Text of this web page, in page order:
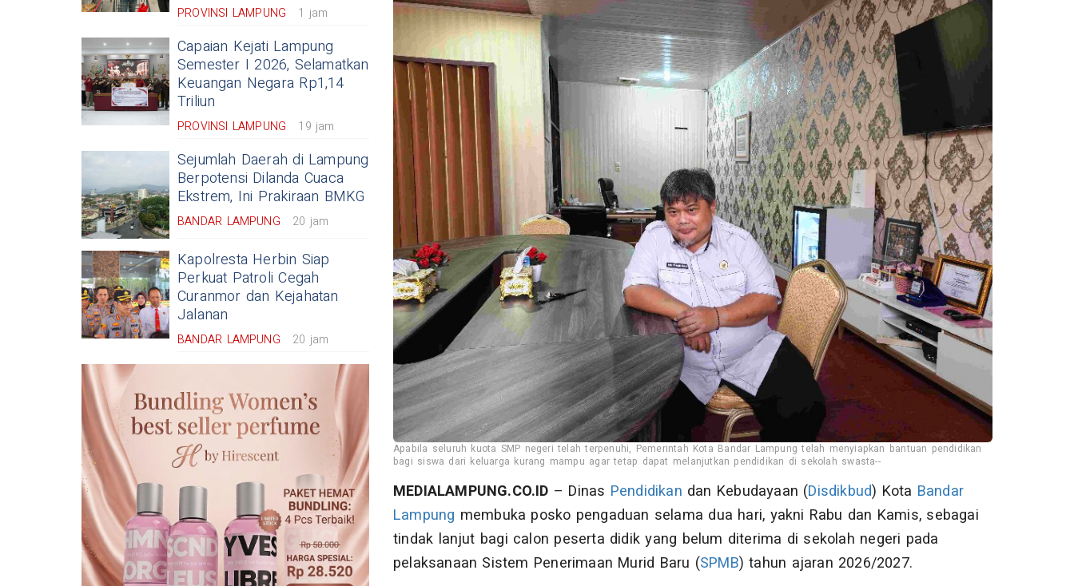
PROVINSI LAMPUNG 1 jam
Capaian Kejati Lampung
Semester I 2026, Selamatkan
Keuangan Negara Rp1,14
Triliun
PROVINSI LAMPUNG 19 jam
Sejumlah Daerah di Lampung
Berpotensi Dilanda Cuaca
Ekstrem, Ini Prakiraan BMKG
BANDAR LAMPUNG 20 jam
Kapolresta Herbin Siap
Perkuat Patroli Cegah
Curanmor dan Kejahatan
Jalanan
BANDAR LAMPUNG 20 jam
Apabila seluruh kuota SMP negeri telah terpenuhi, Pemerintah Kota Bandar Lampung telah menyiapkan bantuan pendidikan
bagi siswa dari keluarga kurang mampu agar tetap dapat melanjutkan pendidikan di sekolah swasta--
MEDIALAMPUNG.CO.ID – Dinas Pendidikan dan Kebudayaan (Disdikbud) Kota Bandar
Lampung membuka posko pengaduan selama dua hari, yakni Rabu dan Kamis, sebagai
tindak lanjut bagi calon peserta didik yang belum diterima di sekolah negeri pada
pelaksanaan Sistem Penerimaan Murid Baru (SPMB) tahun ajaran 2026/2027.